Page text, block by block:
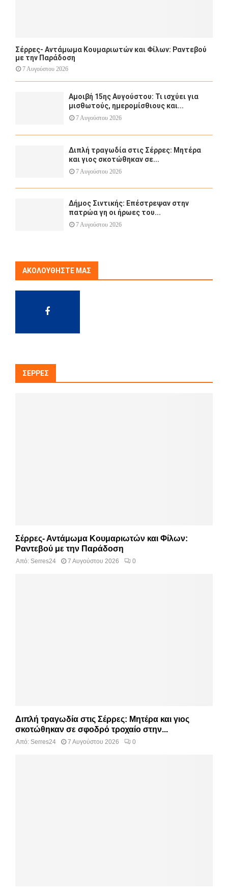
Σέρρες- Αντάμωμα Κουμαριωτών και Φίλων: Ραντεβού
με την Παράδοση
7 Αυγούστου 2026
Αμοιβή 15ης Αυγούστου: Τι ισχύει για
μισθωτούς, ημερομίσθιους και...
7 Αυγούστου 2026
Διπλή τραγωδία στις Σέρρες: Μητέρα
και γιος σκοτώθηκαν σε...
7 Αυγούστου 2026
Δήμος Σιντικής: Επέστρεψαν στην
πατρώα γη οι ήρωες του...
7 Αυγούστου 2026
ΑΚΟΛΟΥΘΉΣΤΕ ΜΑΣ
ΣΈΡΡΕΣ
Σέρρες- Αντάμωμα Κουμαριωτών και Φίλων:
Ραντεβού με την Παράδοση
Από: Serres24 7 Αυγούστου 2026 0
Διπλή τραγωδία στις Σέρρες: Μητέρα και γιος
σκοτώθηκαν σε σφοδρό τροχαίο στην...
Από: Serres24 7 Αυγούστου 2026 0